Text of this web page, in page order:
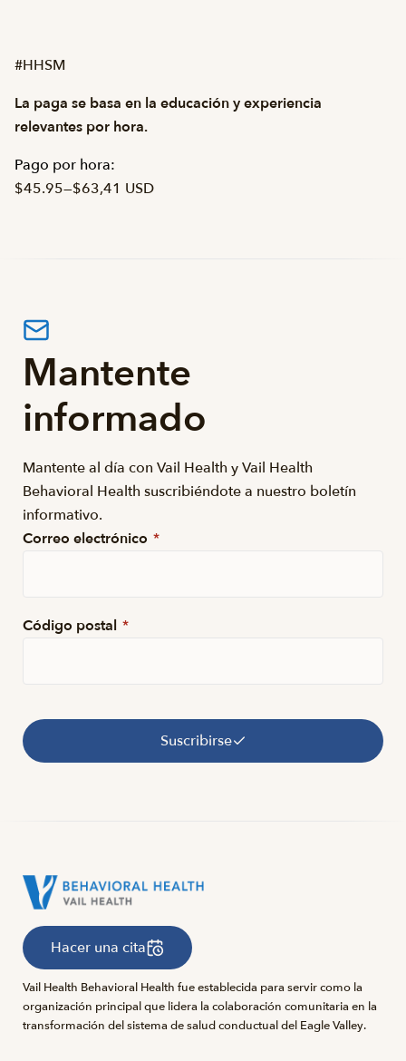
#HHSM
La paga se basa en la educación y experiencia
relevantes por hora.
Pago por hora:
$45.95—$63,41 USD
Mantente
informado
Mantente al día con Vail Health y Vail Health
Behavioral Health suscribiéndote a nuestro boletín
informativo.
Correo electrónico *
Código postal *
Suscribirse
Hacer una cita
Vail Health Behavioral Health fue establecida para servir como la
organización principal que lidera la colaboración comunitaria en la
transformación del sistema de salud conductual del Eagle Valley.